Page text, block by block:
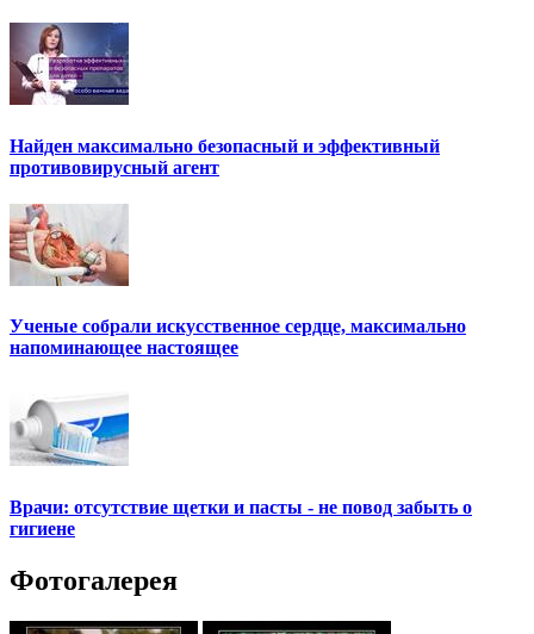
Найден максимально безопасный и эффективный
противовирусный агент
Ученые собрали искусственное сердце, максимально
напоминающее настоящее
Врачи: отсутствие щетки и пасты - не повод забыть о
гигиене
Фотогалерея